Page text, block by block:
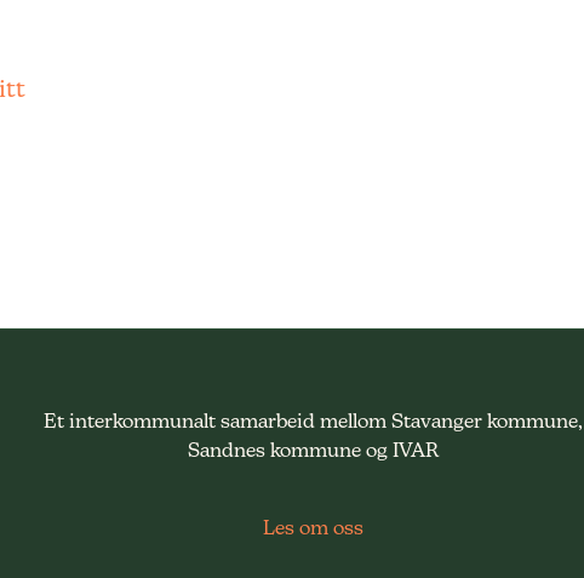
Et interkommunalt samarbeid mellom Stavanger kommune,
Sandnes kommune og IVAR
Les om oss